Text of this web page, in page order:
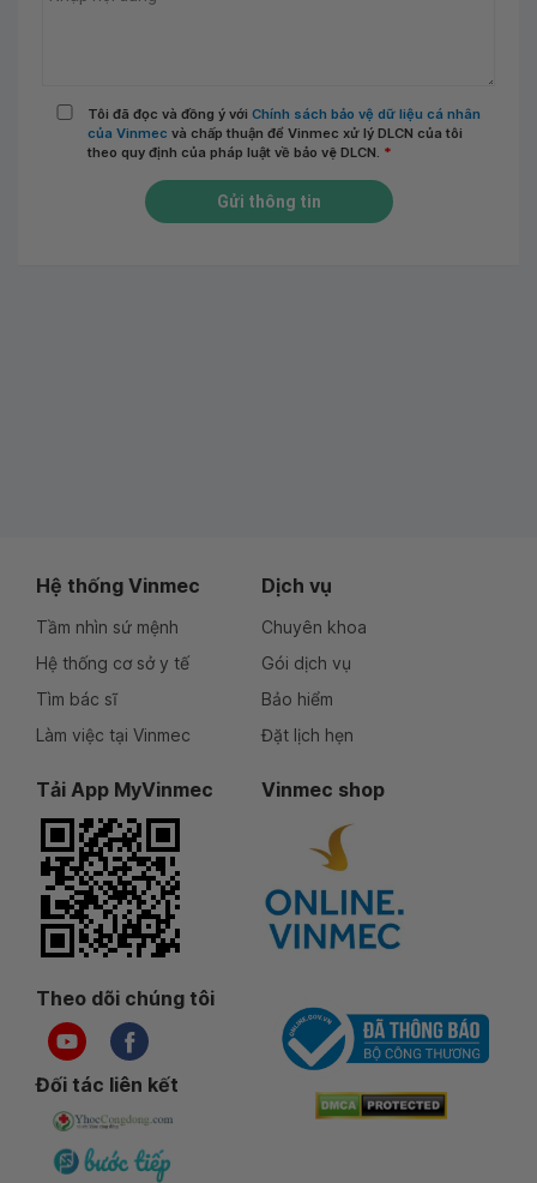
Tôi đã đọc và đồng ý với Chính sách bảo vệ dữ liệu cá nhân
của Vinmec và chấp thuận để Vinmec xử lý DLCN của tôi
theo quy định của pháp luật về bảo vệ DLCN. *
Gửi thông tin
Hệ thống Vinmec
Tầm nhìn sứ mệnh
Hệ thống cơ sở y tế
Tìm bác sĩ
Làm việc tại Vinmec
Dịch vụ
Chuyên khoa
Gói dịch vụ
Bảo hiểm
Đặt lịch hẹn
Tải App MyVinmec Vinmec shop
Theo dõi chúng tôi
Đối tác liên kết